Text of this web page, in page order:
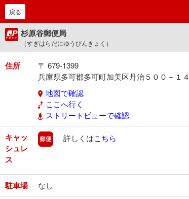
戻る
杉原谷郵便局
（すぎはらだにゆうびんきょく）
住所
〒 679-1399
兵庫県多可郡多可町加美区丹治５００－１４
地図で確認
ここへ行く
ストリートビューで確認
キャッ
シュレ
ス
郵便
詳しくはこちら
駐車場 なし